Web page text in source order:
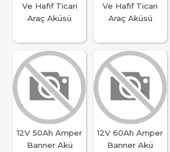
Ve Hafif Ticari
Araç Aküsü
Ve Hafif Ticari
Araç Aküsü
12V 50Ah Amper
Banner Akü
12V 60Ah Amper
Banner Akü